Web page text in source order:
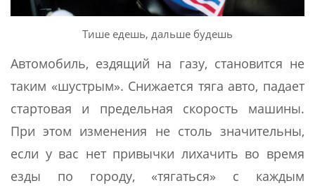
Тише едешь, дальше будешь
Автомобиль, ездящий на газу, становится не
таким «шустрым». Снижается тяга авто, падает
стартовая и предельная скорость машины.
При этом изменения не столь значительны,
если у вас нет привычки лихачить во время
езды по городу, «тягаться» с каждым